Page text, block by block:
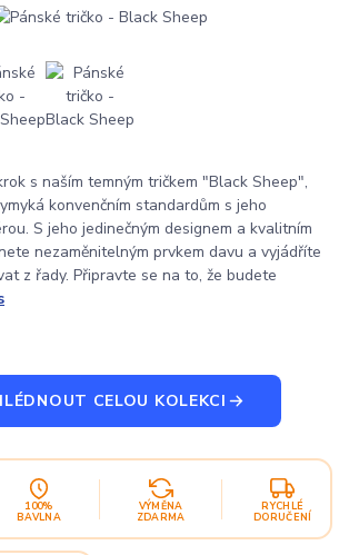
s naším temným tričkem "Black Sheep",
konvenčním standardům s jeho
S jeho jedinečným designem a kvalitním
nezaměnitelným prvkem davu a vyjádříte
z řady. Připravte se na to, že budete
CELOU KOLEKCI
100%
BAVLNA
VÝMĚNA
ZDARMA
RYCHLÉ
DORUČENÍ